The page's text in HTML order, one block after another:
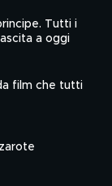
Tutti i
a oggi
film che tutti